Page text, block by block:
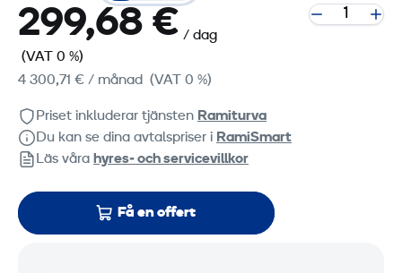
299,68 € / dag
(VAT 0 %)
4 300,71 € / månad (VAT 0 %)
Priset inkluderar tjänsten Ramiturva
Du kan se dina avtalspriser i RamiSmart
Läs våra hyres‑ och servicevillkor
Få en offert